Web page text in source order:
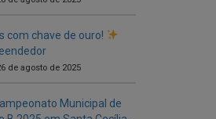
de agosto de 2025
Municipal de
B 2025 em Santa Cecília-